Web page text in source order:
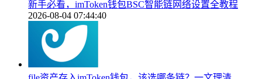
新手必看，imToken钱包BSC智能链网络设置全教程
2026-08-04 07:44:40